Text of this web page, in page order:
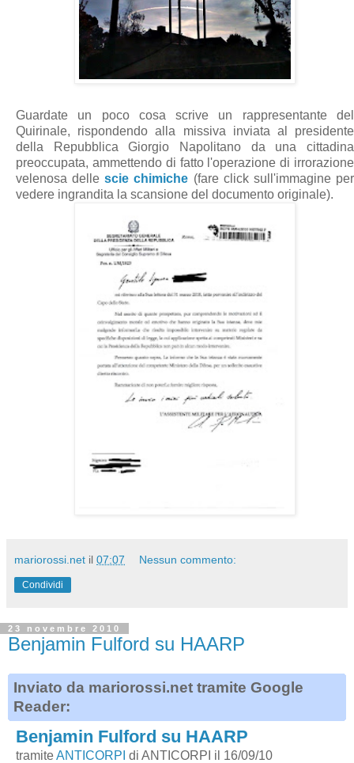
Guardate un poco cosa scrive un rappresentante del
Quirinale, rispondendo alla missiva inviata al presidente
della Repubblica Giorgio Napolitano da una cittadina
preoccupata, ammettendo di fatto l'operazione di irrorazione
velenosa dellescie chimiche (fare click sull'immagine per
vedere ingrandita la scansione del documento originale).
mariorossi.net il 07:07 Nessun commento:
Condividi
23 novembre 2010
Benjamin Fulford su HAARP
Inviato da mariorossi.net tramite Google
Reader:
Benjamin Fulford su HAARP
tramiteANTICORPI di ANTICORPI il 16/09/10